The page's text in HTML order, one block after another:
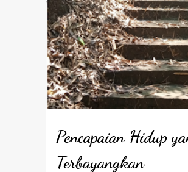
Pencapaian Hidup
Terbayangkan
BPNRAMADAN2021 PERJALANAN